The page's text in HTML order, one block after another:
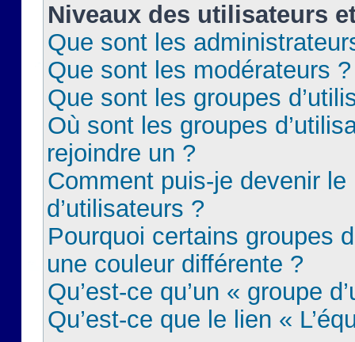
Niveaux des utilisateurs
Que sont les
Que sont les modérateurs ?
Que sont les groupes
Où sont les groupes
rejoindre un ?
Comment puis-je devenir le
d’utilisateurs ?
Pourquoi certains groupes
une couleur différente ?
Qu’est-ce qu’un « groupe
Qu’est-ce que le lien «